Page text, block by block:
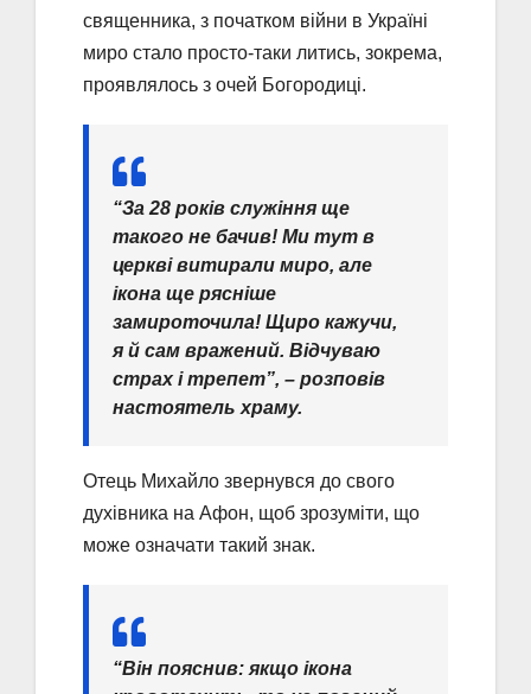
священника, з початком війни в Україні
миро стало просто-таки литись, зокрема,
проявлялось з очей Богородиці.
“За 28 років служіння ще
такого не бачив! Ми тут в
церкві витирали миро, але
ікона ще рясніше
замироточила! Щиро кажучи,
я й сам вражений. Відчуваю
страх і трепет”, – розповів
настоятель храму.
Отець Михайло звернувся до свого
духівника на Афон, щоб зрозуміти, що
може означати такий знак.
“Він пояснив: якщо ікона